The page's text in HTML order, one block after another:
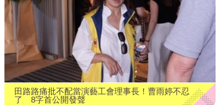
田路路痛批不配當演藝工會理事長！曹雨婷不忍
了 8字首公開發聲